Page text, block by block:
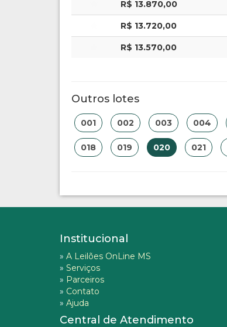
R$ 13.870,00
R$ 13.720,00
R$ 13.570,00
Outros lotes
001 002 003 004
018 019 020 021
Institucional
» A Leilões OnLine MS
» Serviços
» Parceiros
» Contato
» Ajuda
Central de Atendimento